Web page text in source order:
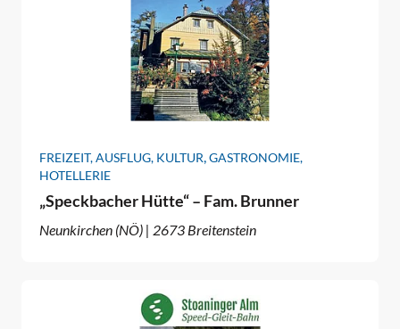
FREIZEIT, AUSFLUG, KULTUR,GASTRONOMIE,
HOTELLERIE
„Speckbacher Hütte“ – Fam. Brunner
Neunkirchen (NÖ) | 2673 Breitenstein